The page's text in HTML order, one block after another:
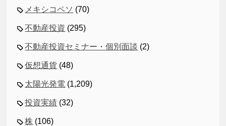
メキシコペソ (70)
不動産投資 (295)
不動産投資セミナー・個別面談 (2)
仮想通貨 (48)
太陽光発電 (1,209)
投資実績 (32)
株 (106)